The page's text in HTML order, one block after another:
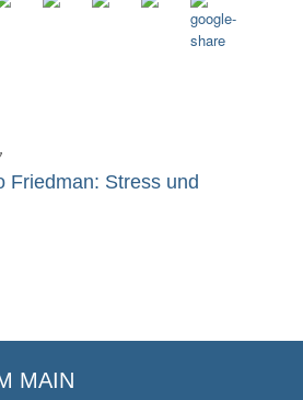
Friedman: Stress und
MAIN